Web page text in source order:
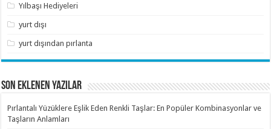
Yılbaşı Hediyeleri
yurt dışı
yurt dışından pırlanta
SON EKLENEN YAZILAR
Pırlantalı Yüzüklere Eşlik Eden Renkli Taşlar: En Popüler Kombinasyonlar ve
Taşların Anlamları